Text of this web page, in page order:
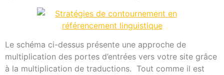
Le schéma ci-dessus présente une approche de
multiplication des portes d’entrées vers votre site grâce
à la multiplication de traductions. Tout comme il est